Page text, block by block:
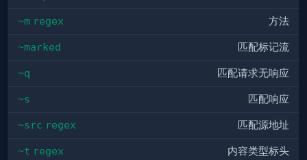
~m regex 方法
~marked 匹配标记流
~q 匹配请求无响应
~s 匹配响应
~src regex 匹配源地址
~t regex 内容类型标头